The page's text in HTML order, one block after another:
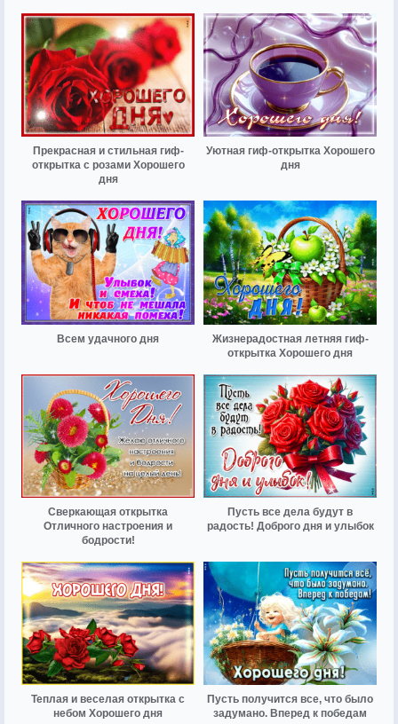
Прекрасная и стильная гиф-
открытка с розами Хорошего
дня
Уютная гиф-открытка Хорошего
дня
Всем удачного дня
Жизнерадостная летняя гиф-
открытка Хорошего дня
Сверкающая открытка
Отличного настроения и
бодрости!
Пусть все дела будут в
радость! Доброго дня и улыбок
Теплая и веселая открытка с
небом Хорошего дня
Пусть получится все, что было
задумано. Вперед к победам